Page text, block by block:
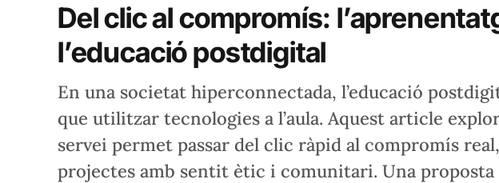
Del clic al compromís:
l’educació postdigital
En una societat hiperconnectada, l’educació
que utilitzar tecnologies a l’aula. Aquest article
servei permet passar del clic ràpid al compromís
projectes amb sentit ètic i comunitari. Una proposta